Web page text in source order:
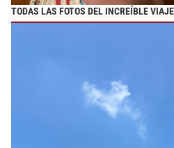
TODAS LAS FOTOS DEL INCREÍBLE